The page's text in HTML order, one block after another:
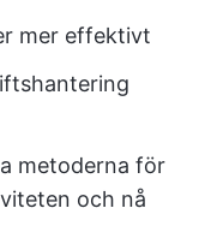
mer effektivt
metoderna för
och nå